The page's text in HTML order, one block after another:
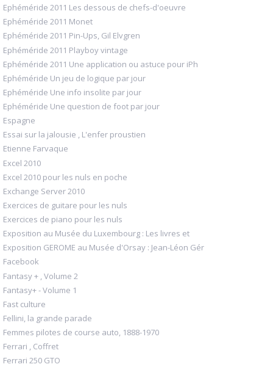
Ephéméride 2011 Les dessous de chefs-d'oeuvre
Ephéméride 2011 Monet
Ephéméride 2011 Pin-Ups, Gil Elvgren
Ephéméride 2011 Playboy vintage
Ephéméride 2011 Une application ou astuce pour iPh
Ephéméride Un jeu de logique par jour
Ephéméride Une info insolite par jour
Ephéméride Une question de foot par jour
Espagne
Essai sur la jalousie , L'enfer proustien
Etienne Farvaque
Excel 2010
Excel 2010 pour les nuls en poche
Exchange Server 2010
Exercices de guitare pour les nuls
Exercices de piano pour les nuls
Exposition au Musée du Luxembourg : Les livres et
Exposition GEROME au Musée d'Orsay : Jean-Léon Gér
Facebook
Fantasy + , Volume 2
Fantasy+ - Volume 1
Fast culture
Fellini, la grande parade
Femmes pilotes de course auto, 1888-1970
Ferrari , Coffret
Ferrari 250 GTO